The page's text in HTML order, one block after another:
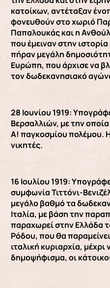
κατοίκων, αντέταξαν
φονευθούν στο χωριό
Παπαλουκάς και η
που έμειναν στην
πήραν μεγάλη
Ευρώπη, που άρχισε να
τον δωδεκανησιακό
28 Ιουνίου 1919:
Βερσαλλιών, με την
Α! παγκοσμίου πολέμου.
νικητές.
16 Ιουλίου 1919:
συμφωνία Τιττόνι-
μεγάλο βαθμό τα
Ιταλία, με βάση την
παραχωρεί στην Ελλάδα
Ρόδου, που θα
ιταλική κυριαρχία,
δημοψήφισμα, οι